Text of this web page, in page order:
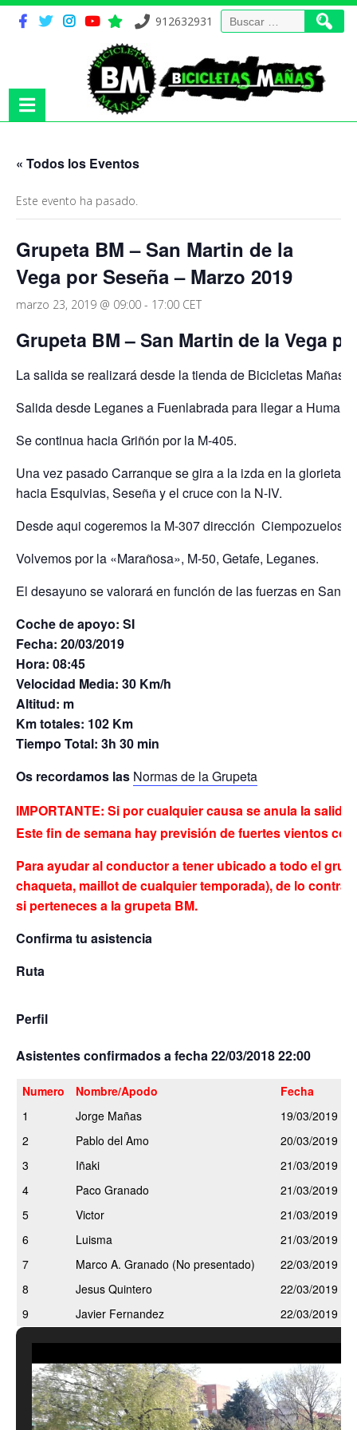
912632931 Buscar:
« Todos los Eventos
Este evento ha pasado.
Grupeta BM – San Martin de la
Vega por Seseña – Marzo 2019
marzo 23, 2019 @ 09:00 - 17:00 CET
Grupeta BM – San Martin de la Vega
La salida se realizará desde la tienda de Bicicletas Mañas
Salida desde Leganes a Fuenlabrada para llegar a
Se continua hacia Griñón por la M-405.
Una vez pasado Carranque se gira a la izda en la glorieta
hacia Esquivias, Seseña y el cruce con la N-IV.
Desde aqui cogeremos la M-307 dirección Ciempozuelos
Volvemos por la «Marañosa», M-50, Getafe, Leganes.
El desayuno se valorará en función de las fuerzas en San
Coche de apoyo: SI
Fecha: 20/03/2019
Hora: 08:45
Velocidad Media: 30 Km/h
Altitud: m
Km totales: 102 Km
Tiempo Total: 3h 30 min
Os recordamos las Normas de la Grupeta
IMPORTANTE: Si por cualquier causa se anula la
Este fin de semana hay previsión de fuertes vientos
Para ayudar al conductor a tener ubicado a todo el
chaqueta, maillot de cualquier temporada), de lo
si perteneces a la grupeta BM.
Confirma tu asistencia
Ruta
Perfil
Asistentes confirmados a fecha 22/03/2018 22:00
Numero Nombre/Apodo
Fecha
1
Jorge Mañas
19/03/2019
2
Pablo del Amo
20/03/2019
3
Iñaki
21/03/2019
4
Paco Granado
21/03/2019
5
Victor
21/03/2019
6
Luisma
21/03/2019
7
Marco A. Granado (No presentado)
22/03/2019
8
Jesus Quintero
22/03/2019
9
Javier Fernandez 22/03/2019